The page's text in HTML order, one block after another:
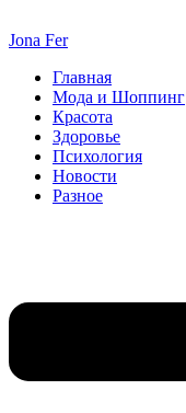
к
Jona Fer
Главная
Мода и Шоппинг
Красота
Здоровье
Психология
Новости
Разное